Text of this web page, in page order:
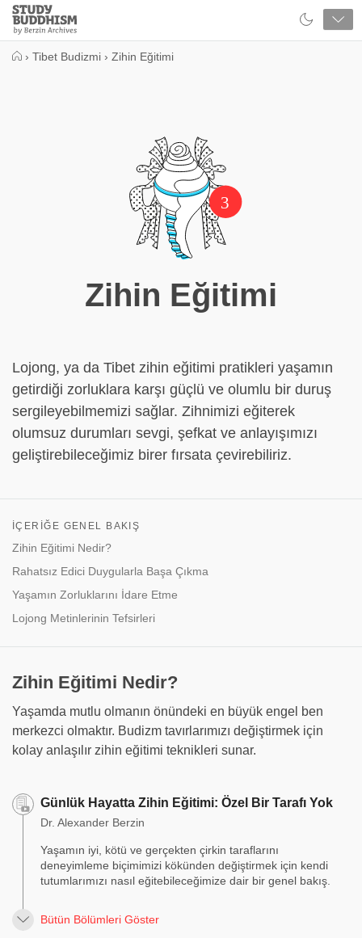
Close
Study
Buddhism
› Tibet Budizmi › Zihin Eğitimi
3
Zihin Eğitimi
Lojong, ya da Tibet zihin eğitimi pratikleri yaşamın
getirdiği zorluklara karşı güçlü ve olumlu bir duruş
sergileyebilmemizi sağlar. Zihnimizi eğiterek
olumsuz durumları sevgi, şefkat ve anlayışımızı
geliştirebileceğimiz birer fırsata çevirebiliriz.
İÇERIĞE GENEL BAKIŞ
Zihin Eğitimi Nedir?
Rahatsız Edici Duygularla Başa Çıkma
Yaşamın Zorluklarını İdare Etme
Lojong Metinlerinin Tefsirleri
Zihin Eğitimi Nedir?
Yaşamda mutlu olmanın önündeki en büyük engel ben
merkezci olmaktır. Budizm tavırlarımızı değiştirmek için
kolay anlaşılır zihin eğitimi teknikleri sunar.
Günlük Hayatta Zihin Eğitimi: Özel Bir Tarafı Yok
Dr. Alexander Berzin
Yaşamın iyi, kötü ve gerçekten çirkin taraflarını
deneyimleme biçimimizi kökünden değiştirmek için kendi
tutumlarımızı nasıl eğitebileceğimize dair bir genel bakış.
Bütün Bölümleri Göster